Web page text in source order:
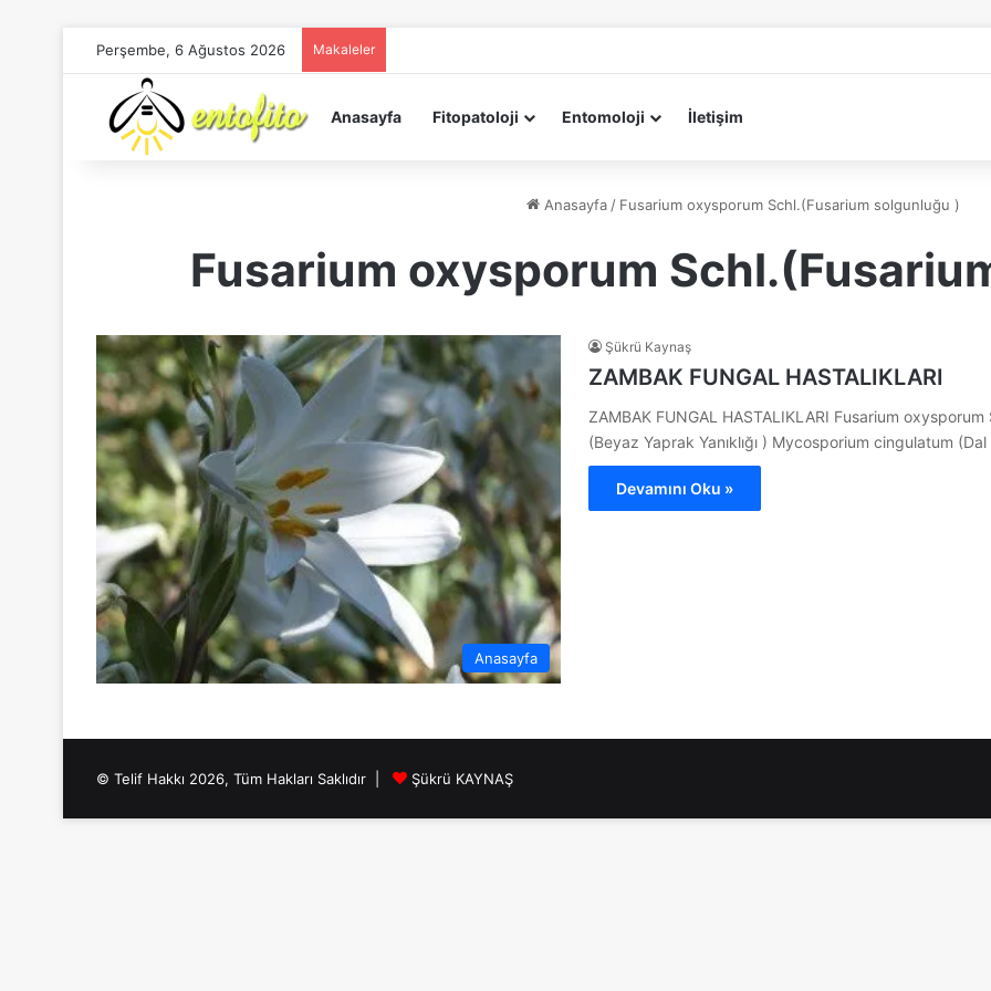
Perşembe, 6 Ağustos 2026 Makaleler
Anasayfa Fitopatoloji Entomoloji İletişim
Anasayfa / Fusarium oxysporum Schl.(Fusarium solgunluğu )
Fusarium oxysporum
Anasayfa
Şükrü Kaynaş
ZAMBAK FUNGAL HASTALIKLARI
ZAMBAK FUNGAL HASTALIKLARI Fusarium
(Beyaz Yaprak Yanıklığı ) Mycosporium cingulatum
Devamını Oku »
© Telif Hakkı 2026, Tüm Hakları Saklıdır | Şükrü KAYNAŞ